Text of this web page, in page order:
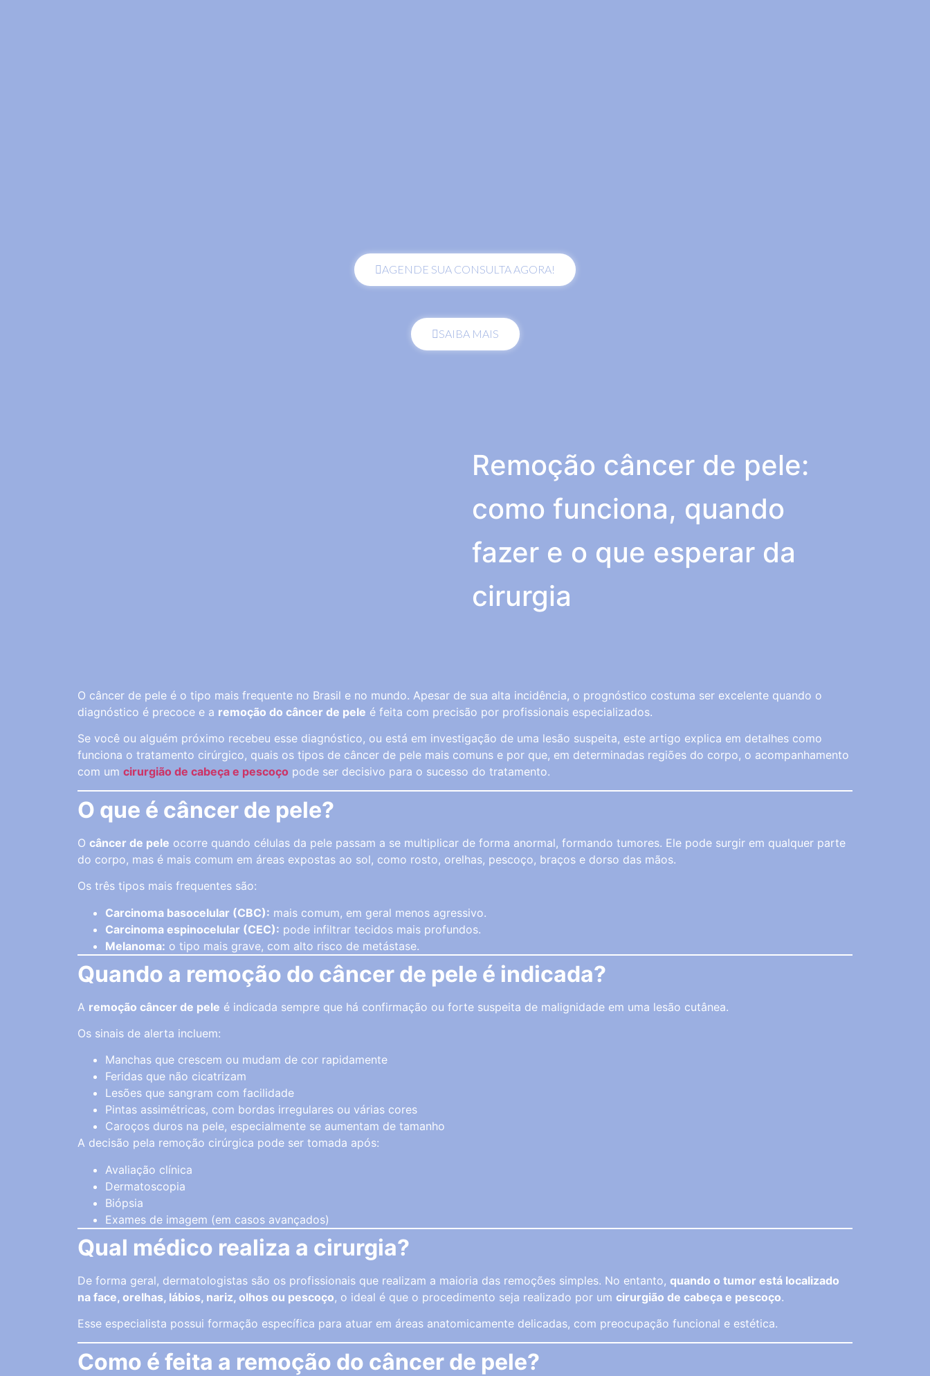
AGENDE SUA CONSULTA AGORA!
SAIBA MAIS
Remoção câncer de pele:
como funciona, quando
fazer e o que esperar da
cirurgia
O câncer de pele é o tipo mais frequente no Brasil e no mundo. Apesar de sua alta incidência, o prognóstico costuma ser excelente quando o
diagnóstico é precoce e a remoção do câncer de pele é feita com precisão por profissionais especializados.
Se você ou alguém próximo recebeu esse diagnóstico, ou está em investigação de uma lesão suspeita, este artigo explica em detalhes como
funciona o tratamento cirúrgico, quais os tipos de câncer de pele mais comuns e por que, em determinadas regiões do corpo, o acompanhamento
com um cirurgião de cabeça e pescoço pode ser decisivo para o sucesso do tratamento.
O que é câncer de pele?
O câncer de pele ocorre quando células da pele passam a se multiplicar de forma anormal, formando tumores. Ele pode surgir em qualquer parte
do corpo, mas é mais comum em áreas expostas ao sol, como rosto, orelhas, pescoço, braços e dorso das mãos.
Os três tipos mais frequentes são:
Carcinoma basocelular (CBC): mais comum, em geral menos agressivo.
Carcinoma espinocelular (CEC): pode infiltrar tecidos mais profundos.
Melanoma: o tipo mais grave, com alto risco de metástase.
Quando a remoção do câncer de pele é indicada?
A remoção câncer de pele é indicada sempre que há confirmação ou forte suspeita de malignidade em uma lesão cutânea.
Os sinais de alerta incluem:
Manchas que crescem ou mudam de cor rapidamente
Feridas que não cicatrizam
Lesões que sangram com facilidade
Pintas assimétricas, com bordas irregulares ou várias cores
Caroços duros na pele, especialmente se aumentam de tamanho
A decisão pela remoção cirúrgica pode ser tomada após:
Avaliação clínica
Dermatoscopia
Biópsia
Exames de imagem (em casos avançados)
Qual médico realiza a cirurgia?
De forma geral, dermatologistas são os profissionais que realizam a maioria das remoções simples. No entanto, quando o tumor está localizado
na face, orelhas, lábios, nariz, olhos ou pescoço, o ideal é que o procedimento seja realizado por um cirurgião de cabeça e pescoço.
Esse especialista possui formação específica para atuar em áreas anatomicamente delicadas, com preocupação funcional e estética.
Como é feita a remoção do câncer de pele?